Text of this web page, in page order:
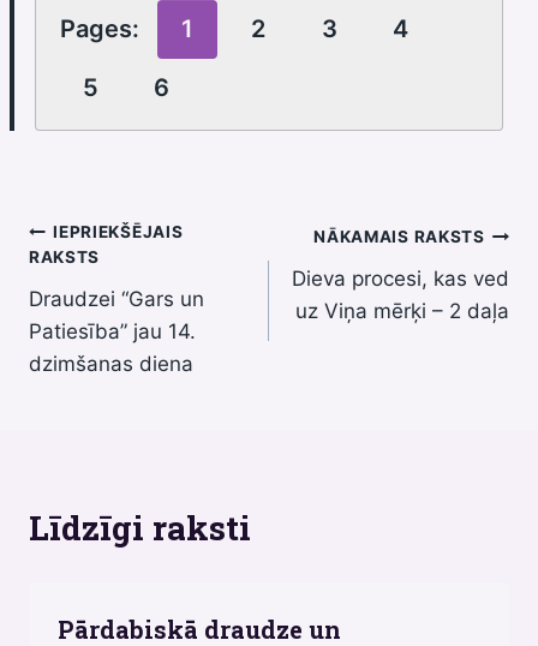
Pages: 1 2 3 4
5 6
Ziņu
izvēlne
IEPRIEKŠĒJAIS
RAKSTS
Draudzei “Gars un
Patiesība” jau 14.
dzimšanas diena
NĀKAMAIS RAKSTS
Dieva procesi, kas ved
uz Viņa mērķi – 2 daļa
Līdzīgi raksti
Pārdabiskā draudze un